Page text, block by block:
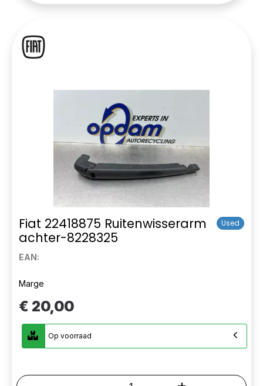
Fiat 22418875 Ruitenwisserarm
achter-8228325
Used
EAN:
Marge
€ 20,00
Op voorraad